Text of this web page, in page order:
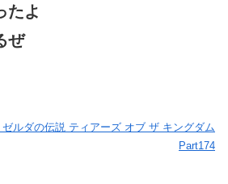
たよ
ぜ
ゼルダの伝説 ティアーズ オブ ザ キングダム
Part174